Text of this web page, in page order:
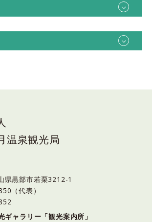
温泉観光局
黒部市若栗3212-1
（代表）
ギャラリー「観光案内所」